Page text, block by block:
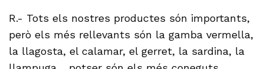
R.- Tots els nostres productes són importants,
però els més rellevants són la gamba vermella,
la llagosta, el calamar, el gerret, la sardina, la